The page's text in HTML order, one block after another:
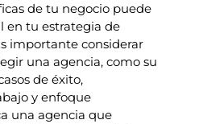
de tu negocio puede
en tu estrategia de
importante considerar
una agencia, como su
de éxito,
y enfoque
una agencia que